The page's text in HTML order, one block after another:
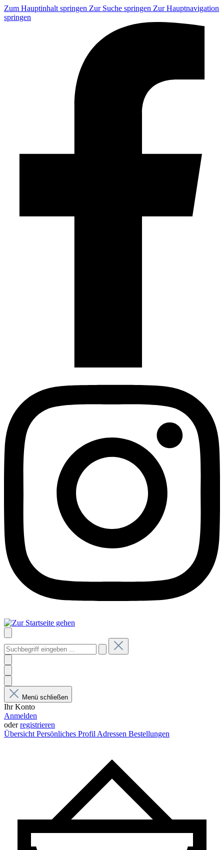
Zum Hauptinhalt springen Zur Suche springen Zur Hauptnavigation
springen
Menü schließen
Ihr Konto
Anmelden
oderregistrieren
Übersicht Persönliches Profil Adressen Bestellungen